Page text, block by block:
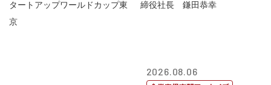
2026.08.06